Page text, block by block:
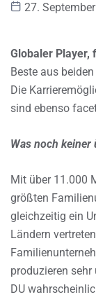
27.
Globaler Player,
Beste aus
Die
sind ebenso
Was noch
Mit über 11.000
größten
gleichzeitig ein
Ländern
produzieren
DU